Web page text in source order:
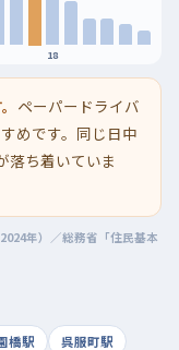
18
ペーパードライバ
めです。同じ日中
落ち着いていま
年）／総務省「住民基本
橋駅
呉服町駅